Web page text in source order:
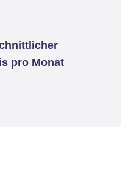
pro Monat